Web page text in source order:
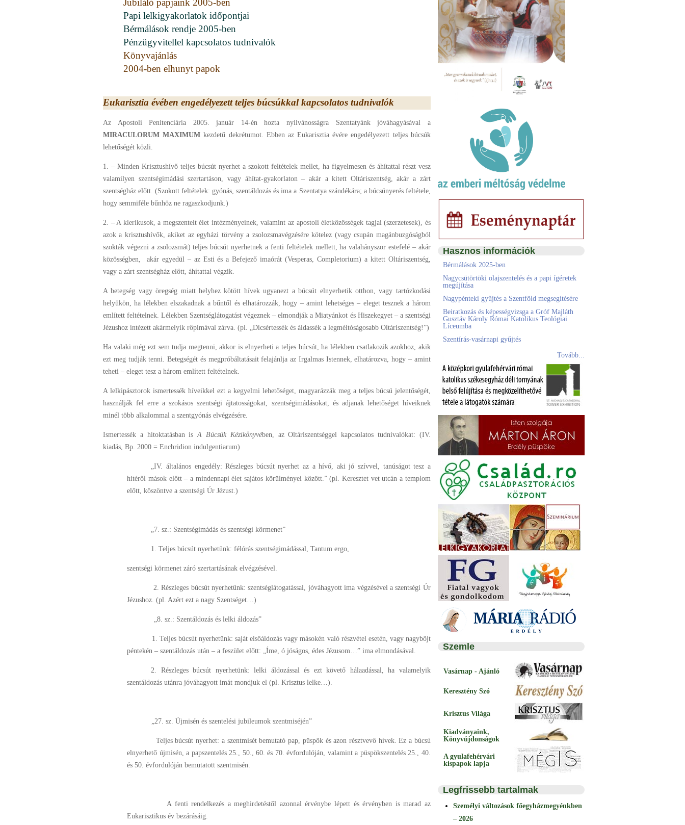
Jubiláló papjaink 2005-ben
Papi lelkigyakorlatok időpontjai
Bérmálások rendje 2005-ben
Pénzügyvitellel kapcsolatos tudnivalók
Könyvajánlás
2004-ben elhunyt papok
Eukarisztia évében engedélyezett teljes búcsúkkal kapcsolatos tudnivalók
Az Apostoli Penitenciária 2005. január 14-én hozta nyilvánosságra Szentatyánk jóváhagyásával a
MIRACULORUM MAXIMUMkezdetű dekrétumot. Ebben az Eukarisztia évére engedélyezett teljes búcsúk
lehetőségét közli.
1. – Minden Krisztushívő teljes búcsút nyerhet a szokott feltételek mellet, ha figyelmesen és áhítattal részt vesz
valamilyen szentségimádási szertartáson, vagy áhítat-gyakorlaton – akár a kitett Oltáriszentség, akár a zárt
szentségház előtt. (Szokott feltételek: gyónás, szentáldozás és ima a Szentatya szándékára; a búcsúnyerés feltétele,
hogy semmiféle bűnhöz ne ragaszkodjunk.)
2. – A klerikusok, a megszentelt élet intézményeinek, valamint az apostoli életközösségek tagjai (szerzetesek), és
azok a krisztushívők, akiket az egyházi törvény a zsolozsmavégzésére kötelez (vagy csupán magánbuzgóságból
szokták végezni a zsolozsmát) teljes búcsút nyerhetnek a fenti feltételek mellett, ha valahányszor estefelé – akár
közösségben,
akár egyedül – az Esti és a Befejező imaórát (Vesperas, Completorium) a kitett Oltáriszentség,
vagy a zárt szentségház előtt, áhítattal végzik.
A betegség vagy öregség miatt helyhez kötött hívek ugyanezt a búcsút elnyerhetik otthon, vagy tartózkodási
helyükön, ha lélekben elszakadnak a bűntől és elhatározzák, hogy – amint lehetséges – eleget tesznek a három
említett feltételnek. Lélekben Szentséglátogatást végeznek – elmondják a Miatyánkot és Hiszekegyet – a szentségi
Jézushoz intézett akármelyik röpimával zárva. (pl. „Dicsértessék és áldassék a legméltóságosabb Oltáriszentség!”)
Ha valaki még ezt sem tudja megtenni, akkor is elnyerheti a teljes búcsút, ha lélekben csatlakozik azokhoz, akik
ezt meg tudják tenni. Betegségét és megpróbáltatásait felajánlja az Irgalmas Istennek, elhatározva, hogy – amint
teheti – eleget tesz a három említett feltételnek.
A lelkipásztorok ismertessék híveikkel ezt a kegyelmi lehetőséget, magyarázzák meg a teljes búcsú jelentőségét,
használják fel erre a szokásos szentségi ájtatosságokat, szentségimádásokat, és adjanak lehetőséget híveiknek
minél több alkalommal a szentgyónás elvégzésére.
Ismertessék a hitoktatásban isA Búcsúk Kézikönyvében, az Oltáriszentséggel kapcsolatos tudnivalókat: (IV.
kiadás, Bp. 2000 = Enchridion indulgentiarum)
„IV. általános engedély: Részleges búcsút nyerhet az a hívő, aki jó szívvel, tanúságot tesz a
hitéről mások előtt – a mindennapi élet sajátos körülményei között.” (pl. Keresztet vet utcán a templom
előtt, köszöntve a szentségi Úr Jézust.)
„7. sz.: Szentségimádás és szentségi körmenet”
1. Teljes búcsút nyerhetünk: félórás szentségimádással, Tantum ergo,
szentségi körmenet záró szertartásának elvégzésével.
2. Részleges búcsút nyerhetünk: szentséglátogatással, jóváhagyott ima végzésével a szentségi Úr
Jézushoz. (pl. Azért ezt a nagy Szentséget…)
„8. sz.: Szentáldozás és lelki áldozás”
1. Teljes búcsút nyerhetünk: saját elsőáldozás vagy másokén való részvétel esetén, vagy nagyböjt
péntekén – szentáldozás után – a feszület előtt: „Íme, ó jóságos, édes Jézusom…” ima elmondásával.
2. Részleges búcsút nyerhetünk: lelki áldozással és ezt követő hálaadással, ha valamelyik
szentáldozás utánra jóváhagyott imát mondjuk el (pl. Krisztus lelke…).
„27. sz. Újmisén és szentelési jubileumok szentmiséjén”
Teljes búcsút nyerhet: a szentmisét bemutató pap, püspök és azon résztvevő hívek. Ez a búcsú
elnyerhető újmisén, a papszentelés 25., 50., 60. és 70. évfordulóján, valamint a püspökszentelés 25., 40.
és 50. évfordulóján bemutatott szentmisén.
A fenti rendelkezés a meghirdetéstől azonnal érvénybe lépett és érvényben is marad az
Eukarisztikus év bezárásáig.
Hasznos információk
Bérmálások 2025-ben
Nagycsütörtöki olajszentelés és a papi ígéretek
megújítása
Nagypénteki gyűjtés a Szentföld megsegítésére
Beiratkozás és képességvizsga a Gróf Majláth
Gusztáv Károly Római Katolikus Teológiai
Líceumba
Szentírás-vasárnapi gyűjtés
Tovább...
Szemle
Vasárnap - Ajánló
Keresztény Szó
Krisztus Világa
Kiadványaink,
Könyvújdonságok
A gyulafehérvári
kispapok lapja
Legfrissebb tartalmak
Személyi változások főegyházmegyénkben
– 2026